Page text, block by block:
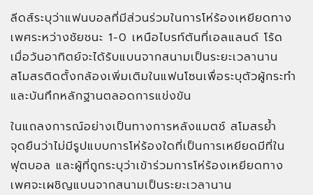
ลีดส์ระบุว่าแฟนบอลที่มีส่วนร่วมในการโห่ร้องเหยียดทาง
เพศระหว่างชัยชนะ 1-0 เหนือไบรท์ตันที่เอลแลนด์ โร้ด
เมื่อวันอาทิตย์จะได้รับแบนจากสนามเป็นระยะเวลานาน
สโมสรติดตั้งกล้องเพิ่มเติมในแฟนโซนเพื่อระบุตัวผู้กระทำ
และบันทึกหลักฐานตลอดการแข่งขัน
ในแถลงการณ์อย่างเป็นทางการหลังแมตช์ สโมสรย้ำ
จุดยืนว่าไม่มีรูปแบบการโห่ร้องใดที่เป็นการเหยียดมีที่ใน
ฟุตบอล และผู้ที่ถูกระบุว่าเข้าร่วมการโห่ร้องเหยียดทาง
เพศจะเผชิญแบนจากสนามเป็นระยะเวลานาน